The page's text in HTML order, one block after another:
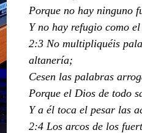
Porque no hay ninguno
Y no hay refugio como
2:3 No multipliquéis
altanería;
Cesen las palabras
Porque el Dios de todo
Y a él toca el pesar las
2:4 Los arcos de los